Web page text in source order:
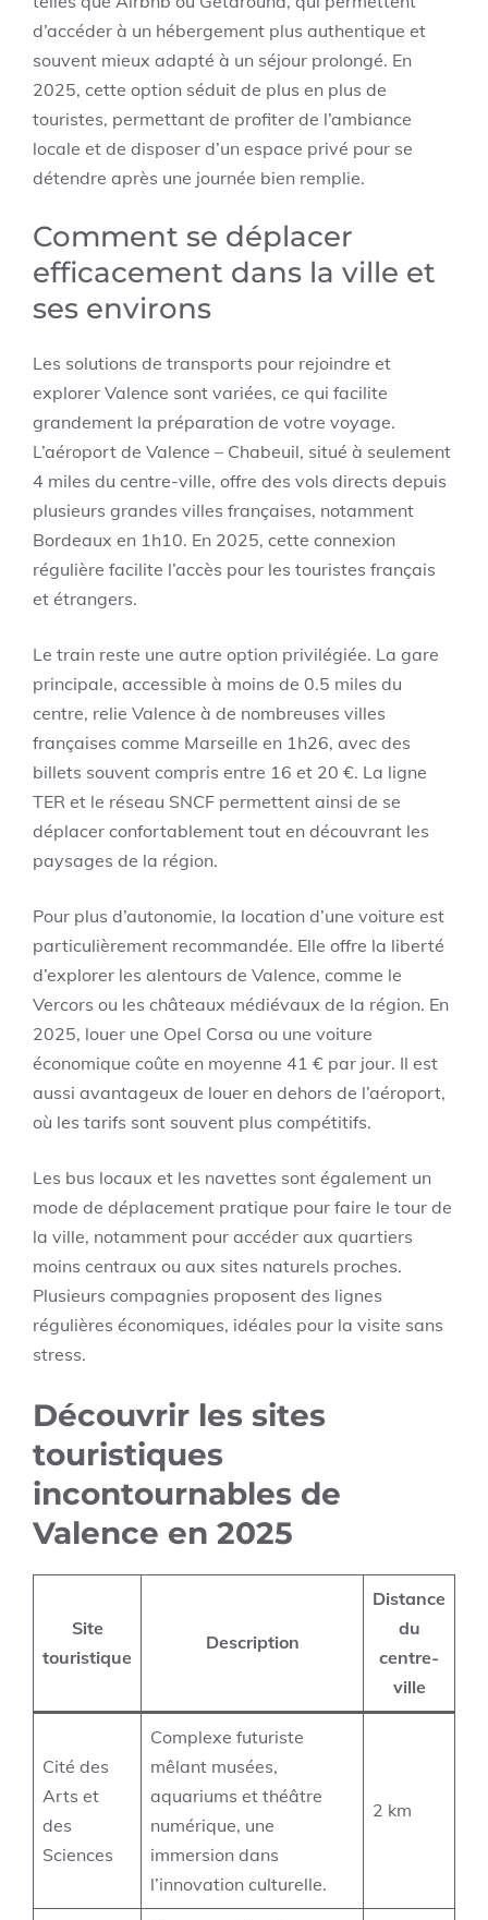
d’accéder à un hébergement plus authentique et
souvent mieux adapté à un séjour prolongé. En
2025, cette option séduit de plus en plus de
touristes, permettant de profiter de l’ambiance
locale et de disposer d’un espace privé pour se
détendre après une journée bien remplie.
Comment se déplacer
efficacement dans la ville et
ses environs
Les solutions de transports pour rejoindre et
explorer Valence sont variées, ce qui facilite
grandement la préparation de votre voyage.
L’aéroport de Valence – Chabeuil, situé à seulement
4 miles du centre-ville, offre des vols directs depuis
plusieurs grandes villes françaises, notamment
Bordeaux en 1h10. En 2025, cette connexion
régulière facilite l’accès pour les touristes français
et étrangers.
Le train reste une autre option privilégiée. La gare
principale, accessible à moins de 0.5 miles du
centre, relie Valence à de nombreuses villes
françaises comme Marseille en 1h26, avec des
billets souvent compris entre 16 et 20 €. La ligne
TER et le réseau SNCF permettent ainsi de se
déplacer confortablement tout en découvrant les
paysages de la région.
Pour plus d’autonomie, la location d’une voiture est
particulièrement recommandée. Elle offre la liberté
d’explorer les alentours de Valence, comme le
Vercors ou les châteaux médiévaux de la région. En
2025, louer une Opel Corsa ou une voiture
économique coûte en moyenne 41 € par jour. Il est
aussi avantageux de louer en dehors de l’aéroport,
où les tarifs sont souvent plus compétitifs.
Les bus locaux et les navettes sont également un
mode de déplacement pratique pour faire le tour de
la ville, notamment pour accéder aux quartiers
moins centraux ou aux sites naturels proches.
Plusieurs compagnies proposent des lignes
régulières économiques, idéales pour la visite sans
stress.
Découvrir les sites
touristiques
incontournables de
Valence en 2025
Site
touristique
Description
Distance
du
centre-
ville
Cité des
Arts et
des
Sciences
Complexe futuriste
mêlant musées,
aquariums et théâtre
numérique, une
immersion dans
l’innovation culturelle.
2 km